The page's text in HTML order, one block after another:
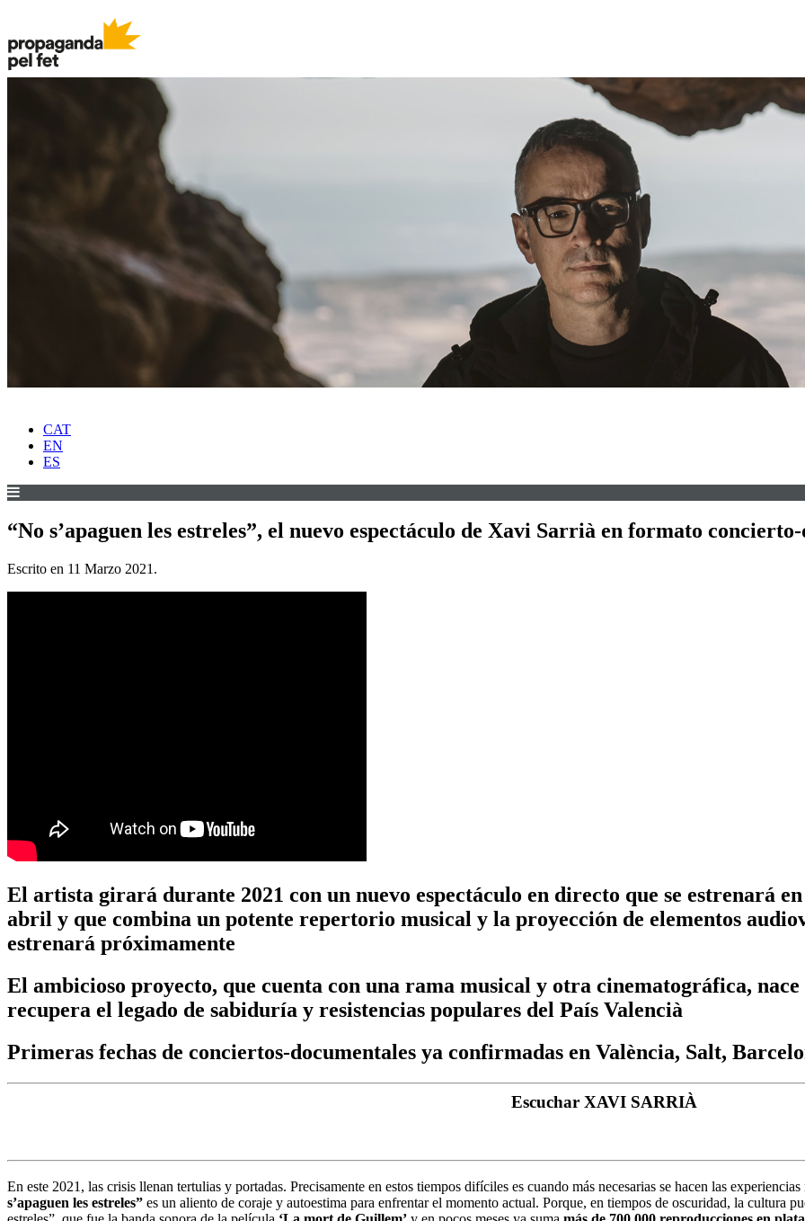
CAT
EN
ES
“No s’apaguen les estreles”, el nuevo espectáculo de Xavi Sarrià en formato
Escrito en 11 Marzo 2021 .
El artista girará durante 2021 con un nuevo espectáculo en directo que se estrenará
abril y que combina un potente repertorio musical y la proyección de elementos
estrenará próximamente
El ambicioso proyecto, que cuenta con una rama musical y otra cinematográfica, nace
recupera el legado de sabiduría y resistencias populares del País Valencià
Primeras fechas de conciertos-documentales ya confirmadas en València, Salt,
Escuchar XAVI SARRIÀ
En este 2021, las crisis llenan tertulias y portadas. Precisamente en estos tiempos difíciles es cuando más necesarias se hacen las
s’apaguen les estreles” es un aliento de coraje y autoestima para enfrentar el momento actual. Porque, en tiempos de oscuridad, la cultura